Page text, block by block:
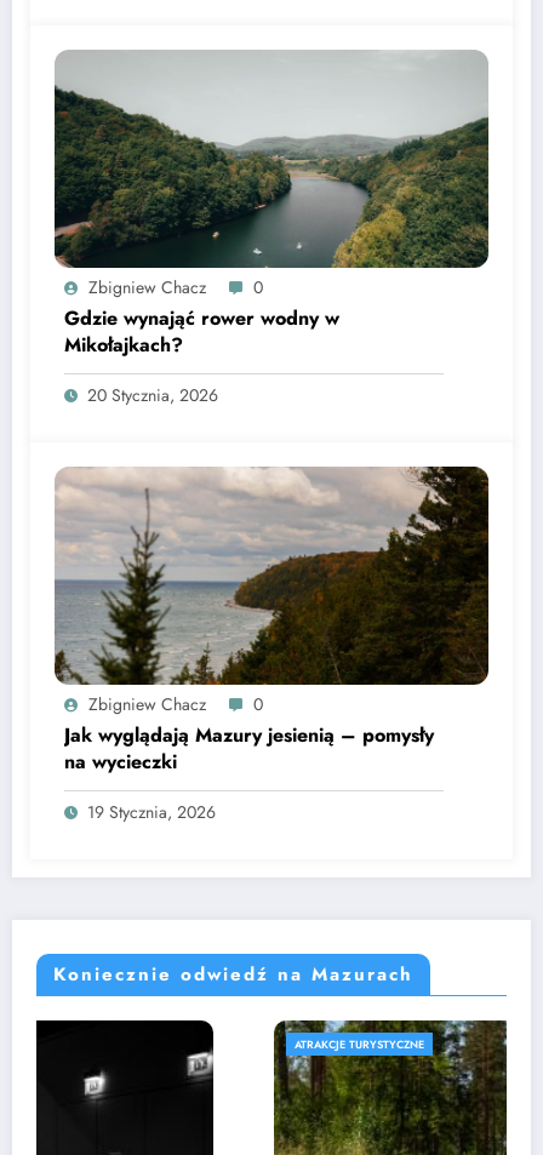
Zbigniew Chacz 0
Gdzie wynająć rower wodny w
Mikołajkach?
20 Stycznia, 2026
Zbigniew Chacz 0
Jak wyglądają Mazury jesienią – pomysły
na wycieczki
19 Stycznia, 2026
Koniecznie odwiedź na Mazurach